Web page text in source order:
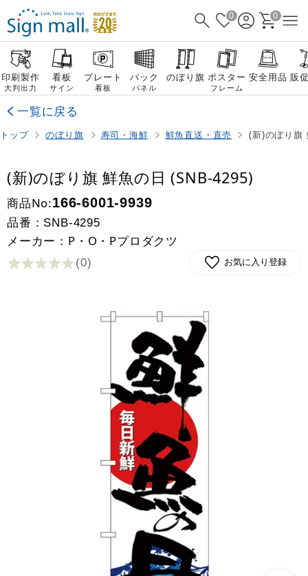
0 0
印刷製作
大判出力
看板
サイン
プレート
看板
バック
パネル
のぼり旗 ポスター
フレーム
安全用品 販
一覧に戻る
トップ のぼり旗 寿司・海鮮 鮮魚直送・直売 (新)のぼり旗
(新)のぼり旗 鮮魚の日 (SNB-4295)
商品No:166-6001-9939
品番： SNB-4295
メーカー：P・O・Pプロダクツ
(0) お気に入り登録